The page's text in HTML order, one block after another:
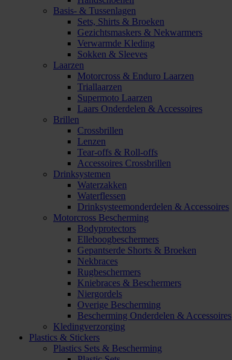
Basis- & Tussenlagen
Sets, Shirts & Broeken
Gezichtsmaskers & Nekwarmers
Verwarmde Kleding
Sokken & Sleeves
Laarzen
Motorcross & Enduro Laarzen
Triallaarzen
Supermoto Laarzen
Laars Onderdelen & Accessoires
Brillen
Crossbrillen
Lenzen
Tear-offs & Roll-offs
Accessoires Crossbrillen
Drinksystemen
Waterzakken
Waterflessen
Drinksysteemonderdelen & Accessoires
Motorcross Bescherming
Bodyprotectors
Elleboogbeschermers
Gepantserde Shorts & Broeken
Nekbraces
Rugbeschermers
Kniebraces & Beschermers
Niergordels
Overige Bescherming
Bescherming Onderdelen & Accessoires
Kledingverzorging
Plastics & Stickers
Plastics Sets & Bescherming